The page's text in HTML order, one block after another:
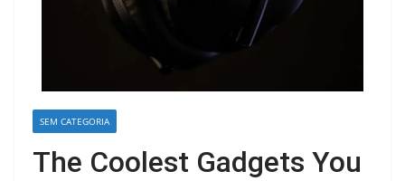
SEM CATEGORIA
The Coolest Gadgets You